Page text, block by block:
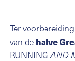
Ter
van de halve
RUNNINGAND